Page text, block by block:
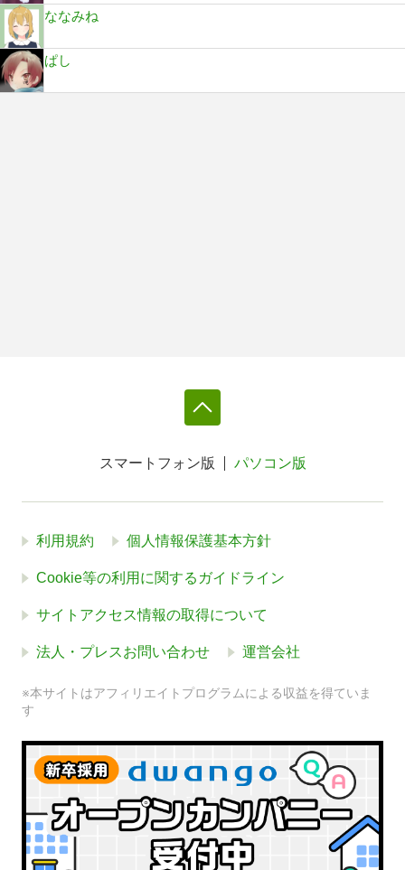
ななみね
ぱし
スマートフォン版 パソコン版
利用規約 個人情報保護基本方針
Cookie等の利用に関するガイドライン
サイトアクセス情報の取得について
法人・プレスお問い合わせ 運営会社
※本サイトはアフィリエイトプログラムによる収益を得ていま
す